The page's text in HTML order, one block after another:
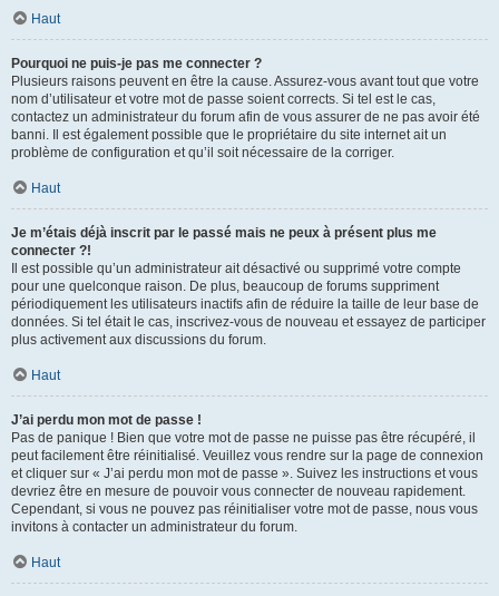
Haut
Pourquoi ne puis-je pas me connecter ?
Plusieurs raisons peuvent en être la cause. Assurez-vous avant tout que votre
nom d’utilisateur et votre mot de passe soient corrects. Si tel est le cas,
contactez un administrateur du forum afin de vous assurer de ne pas avoir été
banni. Il est également possible que le propriétaire du site internet ait un
problème de configuration et qu’il soit nécessaire de la corriger.
Haut
Je m’étais déjà inscrit par le passé mais ne peux à présent plus me
connecter ?!
Il est possible qu’un administrateur ait désactivé ou supprimé votre compte
pour une quelconque raison. De plus, beaucoup de forums suppriment
périodiquement les utilisateurs inactifs afin de réduire la taille de leur base de
données. Si tel était le cas, inscrivez-vous de nouveau et essayez de participer
plus activement aux discussions du forum.
Haut
J’ai perdu mon mot de passe !
Pas de panique ! Bien que votre mot de passe ne puisse pas être récupéré, il
peut facilement être réinitialisé. Veuillez vous rendre sur la page de connexion
et cliquer sur « J’ai perdu mon mot de passe ». Suivez les instructions et vous
devriez être en mesure de pouvoir vous connecter de nouveau rapidement.
Cependant, si vous ne pouvez pas réinitialiser votre mot de passe, nous vous
invitons à contacter un administrateur du forum.
Haut